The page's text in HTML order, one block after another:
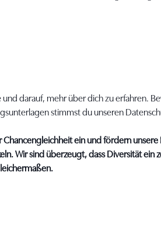
darauf, mehr über dich zu erfahren.
stimmst du unseren
ein und fördern
Wir sind überzeugt, dass Diversität ein